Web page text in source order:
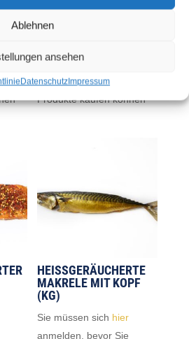
Ablehnen
ansehen
DatenschutzImpressum
D
HEISSGERÄUCHERTER D
Sie müssen sich
anmelden, bevor Sie
Produkte kaufen können
S
HEISSGERÄUCHERTE M
AKRELE MIT KOPF (
KG)
Sie müssen sich hier
anmelden, bevor Sie